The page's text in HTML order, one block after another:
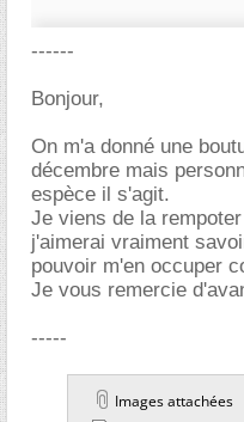
------
Bonjour,
On m'a donné une
décembre mais
espèce il s'agit.
Je viens de la
j'aimerai vraiment
pouvoir m'en occuper
Je vous remercie
-----
Images attachées